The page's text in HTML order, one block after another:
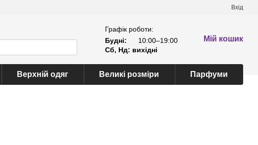
Вхід
Графік роботи:
Будні:
10:00–19:00
Сб, Нд: вихідні
Мій кошик
Верхній одяг Великі розміри Парфуми